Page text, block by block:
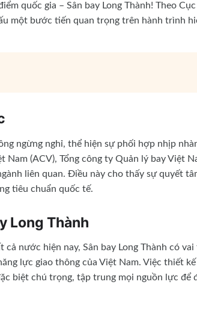
quốc gia – Sân bay Long Thành! Theo
một bước tiến quan trọng trên hành trình
ngừng nghỉ, thể hiện sự phối hợp nhịp
(ACV), Tổng công ty Quản lý bay Việt
liên quan. Điều này cho thấy sự quyết
tiêu chuẩn quốc tế.
Long Thành
cả nước hiện nay, Sân bay Long Thành có
lực giao thông của Việt Nam. Việc thiết
biệt chú trọng, tập trung mọi nguồn lực để